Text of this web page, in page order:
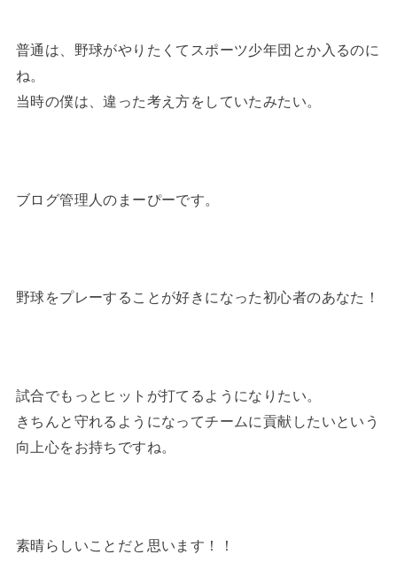
普通は、野球がやりたくてスポーツ少年団とか入るのに
ね。
当時の僕は、違った考え方をしていたみたい。
ブログ管理人のまーぴーです。
野球をプレーすることが好きになった初心者のあなた！
試合でもっとヒットが打てるようになりたい。
きちんと守れるようになってチームに貢献したいという
向上心をお持ちですね。
素晴らしいことだと思います！！